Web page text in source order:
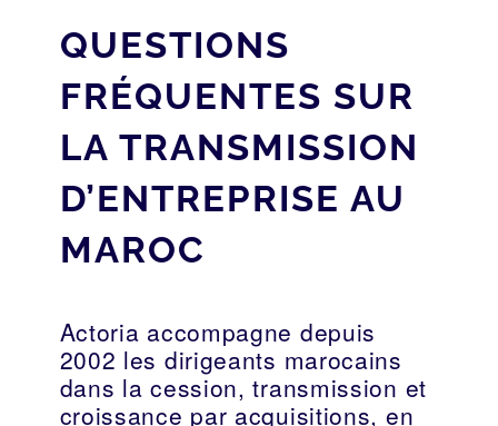
QUESTIONS
FRÉQUENTES SUR
LA TRANSMISSION
D’ENTREPRISE AU
MAROC
Actoria accompagne depuis
2002 les dirigeants marocains
dans la cession, transmission et
croissance par acquisitions, en